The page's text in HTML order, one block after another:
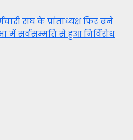
संघ के प्रांताध्यक्ष फिर बने
में सर्वसम्मति से हुआ निर्विरोध